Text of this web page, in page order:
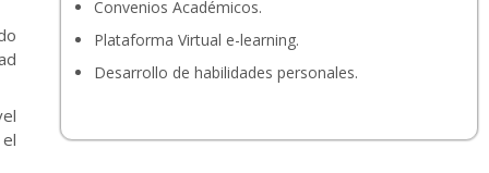
Convenios Académicos.
Plataforma Virtual e-learning.
Desarrollo de habilidades personales.